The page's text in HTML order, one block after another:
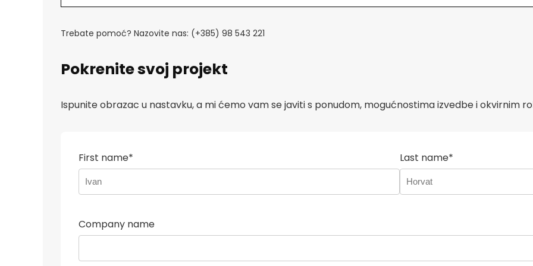
Trebate pomoć? Nazovite nas: (+385) 98 543 221
Pokrenite svoj projekt
Ispunite obrazac u nastavku, a mi ćemo vam se javiti s ponudom, mogućnostima izvedbe i okvirnim
First name* Last name*
Company name